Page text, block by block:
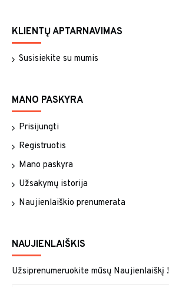
KLIENTŲ APTARNAVIMAS
Susisiekite su mumis
MANO PASKYRA
Prisijungti
Registruotis
Mano paskyra
Užsakymų istorija
Naujienlaiškio prenumerata
NAUJIENLAIŠKIS
Užsiprenumeruokite mūsų Naujienlaiškį !